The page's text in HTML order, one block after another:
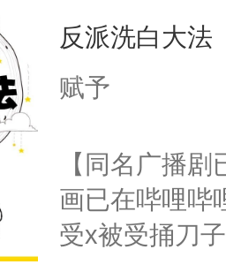
母的微笑：“
留看着面前这
人，突然醒悟
卫天还没亮
腰：“陛下，
不好了！”“那
惜被人暗害，
绝。主神知晓
朝，一个从
为三种性别。
构与男子相同
了一颗红色的
反派洗白大法
赋予
【同名广播
画已在哔哩哔
受x被受捅刀